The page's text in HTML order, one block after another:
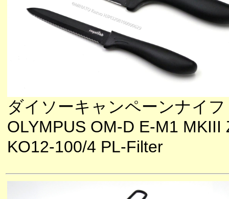
ダイソーキャンペーンナイフ
OLYMPUS OM-D E-M1 MKIII
KO12-100/4 PL-Filter